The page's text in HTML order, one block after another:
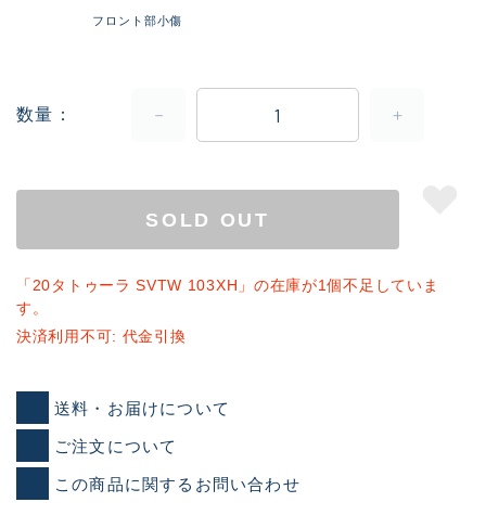
フロント部小傷
数量
SOLD OUT
「20タトゥーラ SVTW 103XH」の在庫が1個不足していま
す。
決済利用不可: 代金引換
送料・お届けについて
ご注文について
この商品に関するお問い合わせ